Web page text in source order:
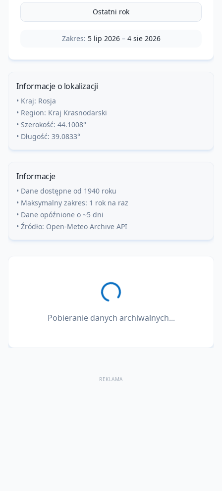
Ostatni rok
Zakres: 5 lip 2026– 4 sie 2026
Informacje o lokalizacji
• Kraj: Rosja
• Region: Kraj Krasnodarski
• Szerokość: 44.1008°
• Długość: 39.0833°
Informacje
• Dane dostępne od 1940 roku
• Maksymalny zakres: 1 rok na raz
• Dane opóźnione o ~5 dni
• Źródło: Open-Meteo Archive API
Pobieranie danych archiwalnych...
REKLAMA